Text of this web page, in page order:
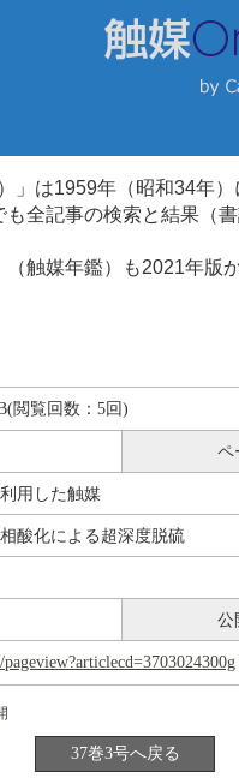
」は1959年（昭和34年
全記事の検索と結果（
触媒年鑑）も2021年
閲覧回数：5回)
ペ
用した触媒
酸化による超深度脱硫
公
37巻3号へ戻る